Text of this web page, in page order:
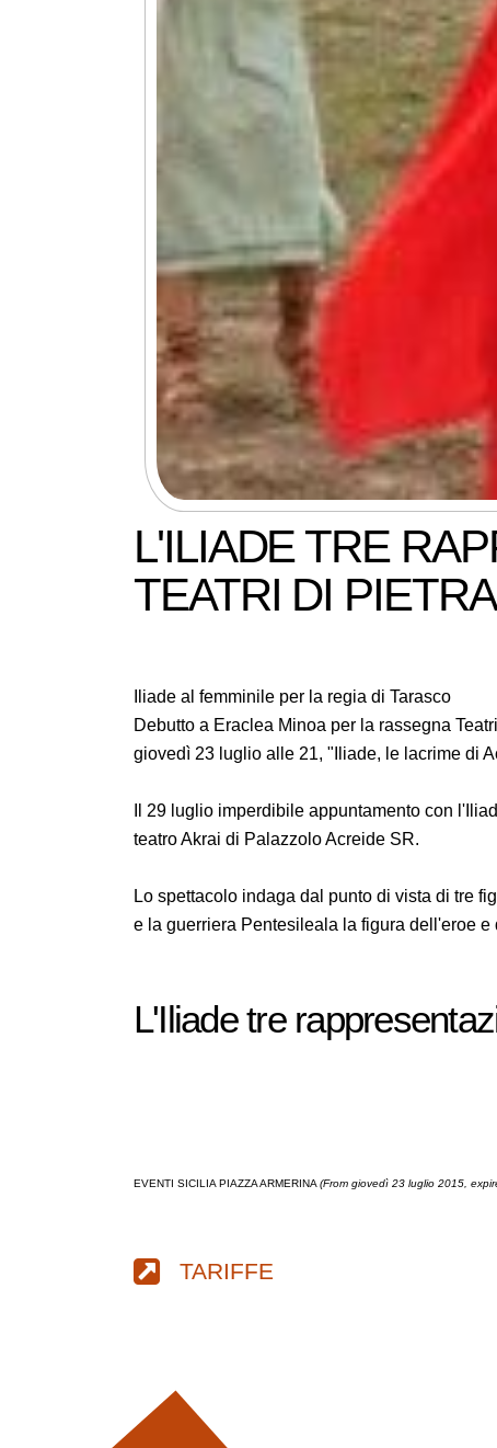
L'ILIADE TRE
TEATRI DI PIETRA
Iliade al femminile per la regia di Tarasco
Debutto a Eraclea Minoa per la rassegna
giovedì 23 luglio alle 21, "Iliade, le lacrime di
Il 29 luglio imperdibile appuntamento con
teatro Akrai di Palazzolo Acreide SR.
Lo spettacolo indaga dal punto di vista di tre
e la guerriera Pentesileala la figura dell'eroe
L'Iliade tre
EVENTI SICILIA PIAZZA ARMERINA (From giovedì 23 luglio 2015,
TARIFFE